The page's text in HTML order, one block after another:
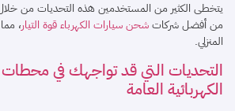
يتخطى الكثير من المستخدمين هذه التحديات من
من أفضل شركات شحن سيارات الكهرباء قوة التيار،
المنزلي.
التحديات التي قد تواجهك في
الكهربائية العامة